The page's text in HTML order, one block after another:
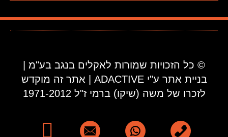
© כל הזכויות שמורות לאקלים בנגב בע"מ |
בניית אתר ע"י ADACTIVE | אתר זה מוקדש
לזכרו של משה (שיקו) ברמי ז"ל 1971-2012